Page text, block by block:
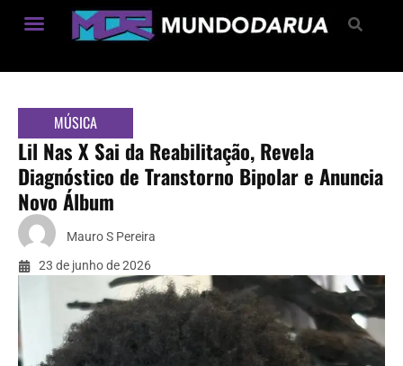
MÚSICA
Lil Nas X Sai da Reabilitação, Revela
Diagnóstico de Transtorno Bipolar e Anuncia
Novo Álbum
Mauro S Pereira
23 de junho de 2026